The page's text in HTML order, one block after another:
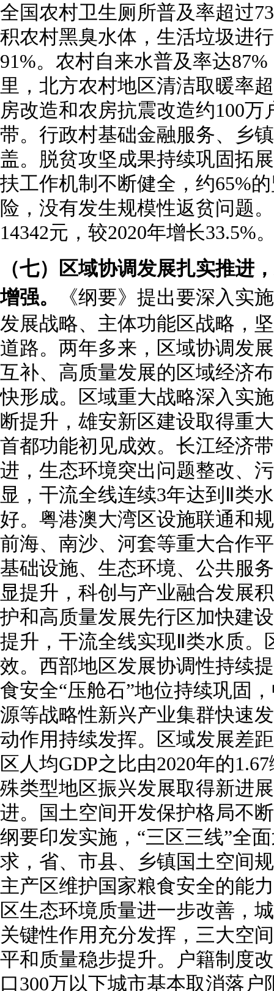
全国农村卫生厕所普及率超过
积农村黑臭水体，生活垃圾进
91%。农村自来水普及率达
里，北方农村地区清洁取暖率
房改造和农房抗震改造约100
带。行政村基础金融服务、乡
盖。脱贫攻坚成果持续巩固拓
扶工作机制不断健全，约65%
险，没有发生规模性返贫问题
14342元，较2020年增长33.5%
（七）区域协调发展扎实推进
增强。
《纲要》提出要深入实
发展战略、主体功能区战略，
道路。两年多来，区域协调发
互补、高质量发展的区域经济
快形成。区域重大战略深入实
断提升，雄安新区建设取得重
首都功能初见成效。长江经济
进，生态环境突出问题整改、
显，干流全线连续3年达到Ⅱ类
好。粤港澳大湾区设施联通和
前海、南沙、河套等重大合作
基础设施、生态环境、公共服
显提升，科创与产业融合发展
护和高质量发展先行区加快建
提升，干流全线实现Ⅱ类水质。
效。西部地区发展协调性持续
食安全“压舱石”地位持续巩固
源等战略性新兴产业集群快速
动作用持续发挥。区域发展差
区人均GDP之比由2020年的
殊类型地区振兴发展取得新进
进。国土空间开发保护格局不
纲要印发实施，“三区三线”全
求，省、市县、乡镇国土空间
主产区维护国家粮食安全的能
区生态环境质量进一步改善，
关键性作用充分发挥，三大空
平和质量稳步提升。户籍制度
口300万以下城市基本取消落户